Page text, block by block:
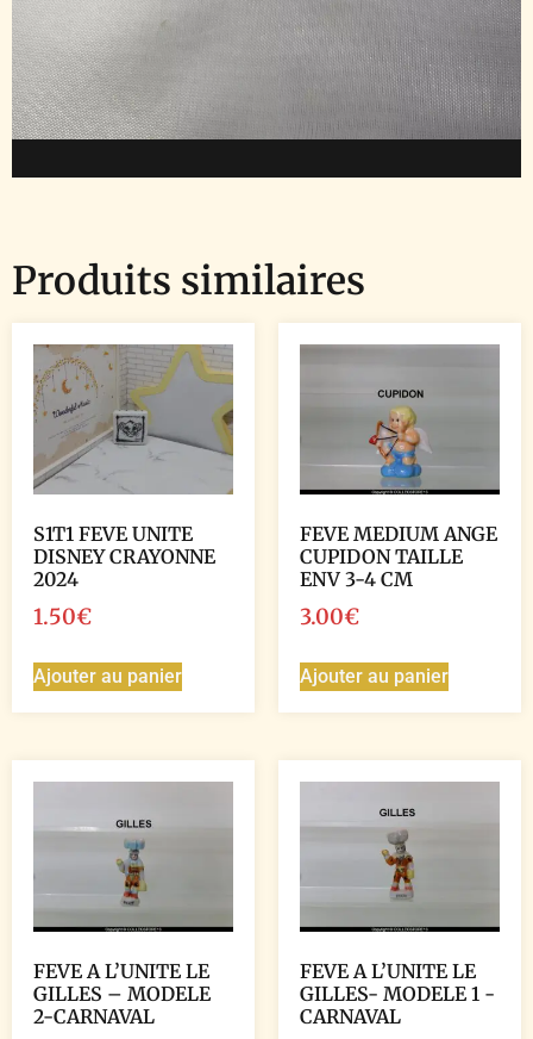
Produits similaires
S1T1 FEVE UNITE
DISNEY CRAYONNE
2024
1.50€
Ajouter au panier
FEVE MEDIUM ANGE
CUPIDON TAILLE
ENV 3-4 CM
3.00€
Ajouter au panier
FEVE A L’UNITE LE
GILLES – MODELE
2-CARNAVAL
FEVE A L’UNITE LE
GILLES- MODELE 1 -
CARNAVAL